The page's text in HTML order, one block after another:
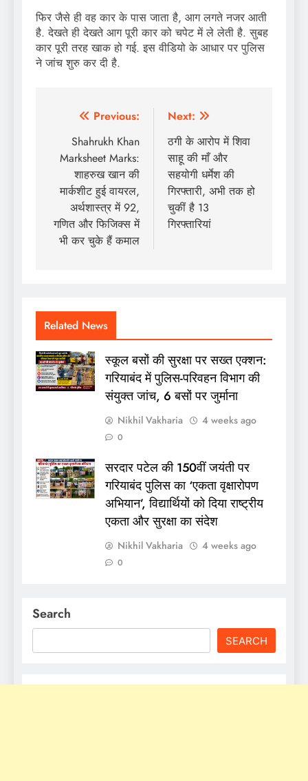
फिर जैसे ही वह कार के पास जाता है, आग लगते नजर आती
है. देखते ही देखते आग पूरी कार को चपेट में ले लेती है. सुबह
कार पूरी तरह खाक हो गई. इस वीडियो के आधार पर पुलिस
ने जांच शुरु कर दी है.
Post
navigation
Previous:
Shahrukh Khan
Marksheet Marks:
शाहरुख खान की
मार्कशीट हुई वायरल,
अर्थशास्त्र में 92,
गणित और फिजिक्स में
भी कर चुके हैं कमाल
Next:
ठगी के आरोप में शिवा
साहू की माँ और
सहयोगी धर्मेश की
गिरफ्तारी, अभी तक हो
चुकीं है 13
गिरफ्तारियां
Related News
स्कूल बसों की सुरक्षा पर सख्त एक्शन:
गरियाबंद में पुलिस-परिवहन विभाग की
संयुक्त जांच, 6 बसों पर जुर्माना
Nikhil Vakharia 4 weeks ago
0
सरदार पटेल की 150वीं जयंती पर
गरियाबंद पुलिस का ‘एकता वृक्षारोपण
अभियान’, विद्यार्थियों को दिया राष्ट्रीय
एकता और सुरक्षा का संदेश
Nikhil Vakharia 4 weeks ago
0
Search
SEARCH